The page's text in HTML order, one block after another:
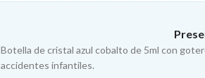
Botella de cristal azul cobalto de 5ml con
accidentes infantiles.